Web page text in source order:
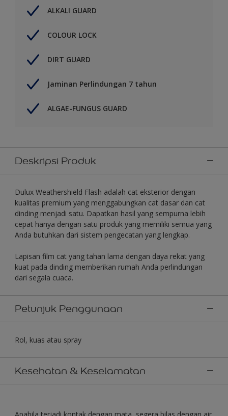
ALKALI GUARD
COLOUR LOCK
DIRT GUARD
Jaminan Perlindungan 7 tahun
ALGAE-FUNGUS GUARD
Deskripsi Produk
Dulux Weathershield Flash adalah cat eksterior dengan
kualitas premium yang menggabungkan cat dasar dan cat
dinding menjadi satu. Dapatkan hasil yang sempurna lebih
cepat hanya dengan satu produk yang memiliki semua yang
Anda butuhkan dari sistem pengecatan yang lengkap.
Lapisan film cat yang tahan lama dengan daya rekat yang
kuat pada dinding memberikan rumah Anda perlindungan
dari segala cuaca.
Petunjuk Penggunaan
Rol, kuas atau spray
Kesehatan & Keselamatan